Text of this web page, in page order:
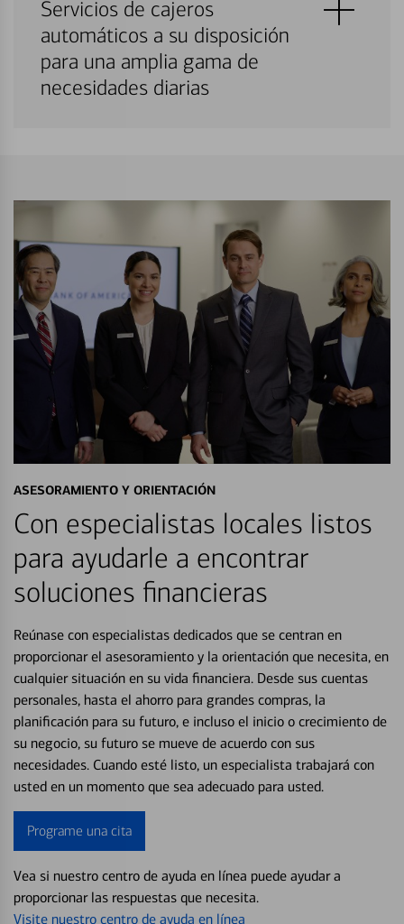
Servicios de cajeros
automáticos a su disposición
para una amplia gama de
necesidades diarias
ASESORAMIENTO Y ORIENTACIÓN
Con especialistas locales listos
para ayudarle a encontrar
soluciones financieras
Reúnase con especialistas dedicados que se centran en
proporcionar el asesoramiento y la orientación que necesita, en
cualquier situación en su vida financiera. Desde sus cuentas
personales, hasta el ahorro para grandes compras, la
planificación para su futuro, e incluso el inicio o crecimiento de
su negocio, su futuro se mueve de acuerdo con sus
necesidades. Cuando esté listo, un especialista trabajará con
usted en un momento que sea adecuado para usted.
Programe una cita
Vea si nuestro centro de ayuda en línea puede ayudar a
proporcionar las respuestas que necesita.
Visite nuestro centro de ayuda en línea